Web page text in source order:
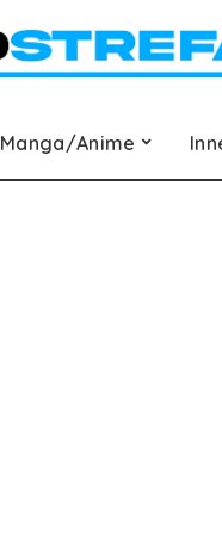
Manga/Anime